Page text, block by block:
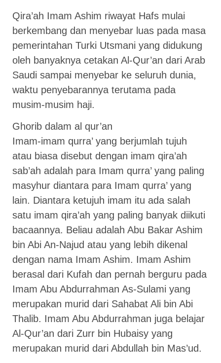
Qira’ah Imam Ashim riwayat Hafs mulai
berkembang dan menyebar luas pada masa
pemerintahan Turki Utsmani yang didukung
oleh banyaknya cetakan Al-Qur’an dari Arab
Saudi sampai menyebar ke seluruh dunia,
waktu penyebarannya terutama pada
musim-musim haji.
Ghorib dalam al qur’an
Imam-imam qurra’ yang berjumlah tujuh
atau biasa disebut dengan imam qira’ah
sab’ah adalah para Imam qurra’ yang paling
masyhur diantara para Imam qurra’ yang
lain. Diantara ketujuh imam itu ada salah
satu imam qira’ah yang paling banyak diikuti
bacaannya. Beliau adalah Abu Bakar Ashim
bin Abi An-Najud atau yang lebih dikenal
dengan nama Imam Ashim. Imam Ashim
berasal dari Kufah dan pernah berguru pada
Imam Abu Abdurrahman As-Sulami yang
merupakan murid dari Sahabat Ali bin Abi
Thalib. Imam Abu Abdurrahman juga belajar
Al-Qur’an dari Zurr bin Hubaisy yang
merupakan murid dari Abdullah bin Mas’ud.